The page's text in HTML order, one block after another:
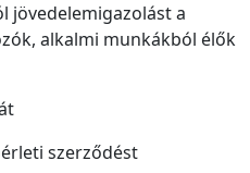
jövedelemigazolást a
alkalmi munkákból élők
szerződést